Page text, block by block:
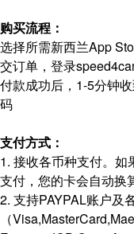
购买流程：
选择所需新西兰App
交订单，登录
付款成功后，1-5分钟
码
支付方式：
1. 接收各币种支付。
支付，您的卡会自动换
2. 支持PAYPAL账户及
（